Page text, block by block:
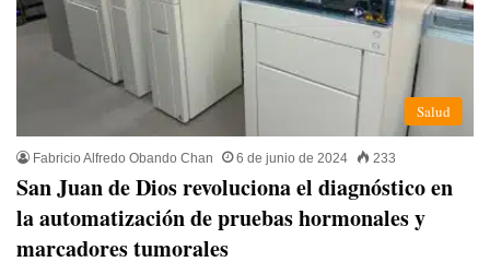
Salud
Fabricio Alfredo Obando Chan 6 de junio de 2024 233
San Juan de Dios revoluciona el diagnóstico en
la automatización de pruebas hormonales y
marcadores tumorales